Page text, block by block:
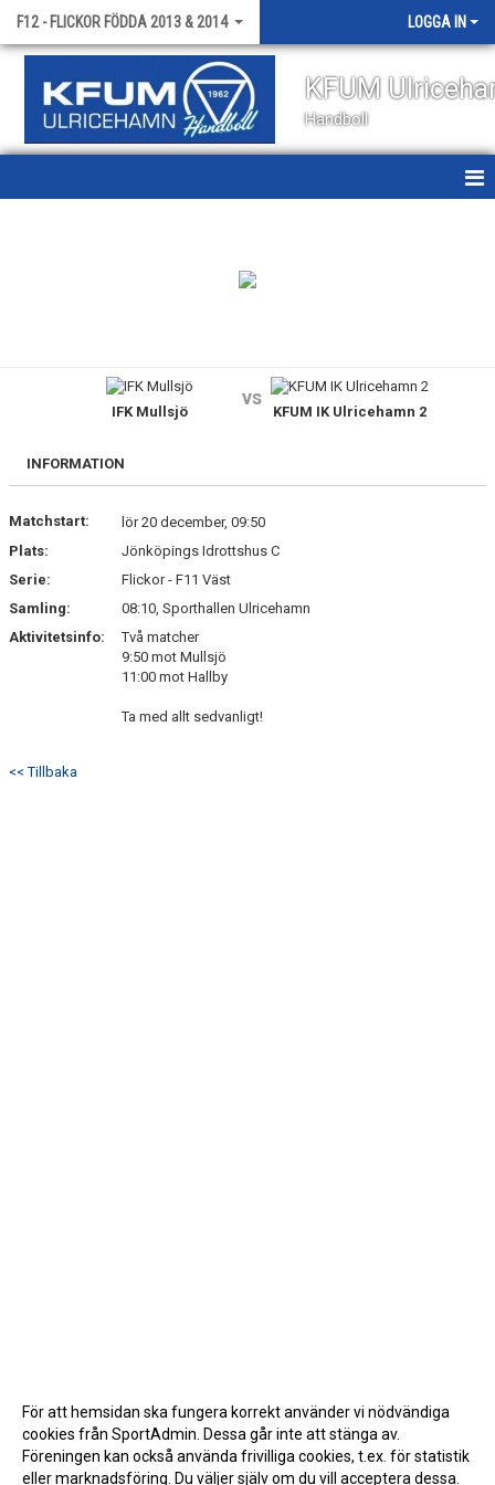
F12 - FLICKOR FÖDDA 2013 & 2014 LOGGA IN
KFUM
Handboll
BILDGALLERI
KONTAKT
IFK Mullsjö
vs
KFUM IK Ulricehamn 2
INFORMATION
Matchstart:
lör 20 december, 09:50
Plats:
Jönköpings Idrottshus C
Serie:
Flickor - F11 Väst
Samling:
08:10, Sporthallen Ulricehamn
Aktivitetsinfo:
Två matcher
9:50 mot Mullsjö
11:00 mot Hallby
Ta med allt sedvanligt!
<< Tillbaka
För att hemsidan ska fungera korrekt använder vi nödvändiga
cookies från SportAdmin. Dessa går inte att stänga av.
Föreningen kan också använda frivilliga cookies, t.ex. för statistik
eller marknadsföring. Du väljer själv om du vill acceptera dessa.